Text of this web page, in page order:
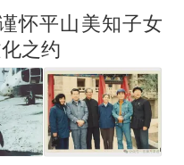
怀平山美知子女
之约